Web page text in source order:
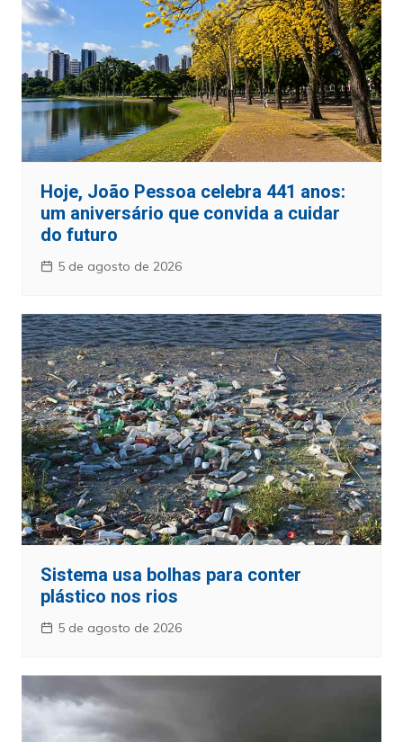
Hoje, João Pessoa celebra 441 anos:
um aniversário que convida a cuidar
do futuro
5 de agosto de 2026
Sistema usa bolhas para conter
plástico nos rios
5 de agosto de 2026